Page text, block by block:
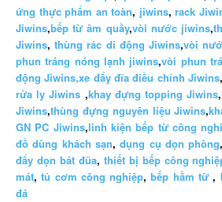
ứng thực phẩm an toàn, jiwins, rack
Jiwins,bếp từ âm quầy,vòi nước jiwins,
Jiwins,thùng rác di động Jiwins,vòi
phun tráng nóng lạnh jiwins,vòi phun
động Jiwins,xe đẩy đĩa điều chỉnh Jiwins
rửa ly Jiwins ,khay đựng topping Jiwins,
Jiwins,thùng đựng nguyên liệu Jiwins,
GN PC Jiwins,linh kiện bếp từ công
đồ dùng khách sạn,dụng cụ dọn phòng,
đẩy dọn bát đũa, thiết bị bếp công
mát,tủ cơm công nghiệp,bếp hầm từ ,
đá